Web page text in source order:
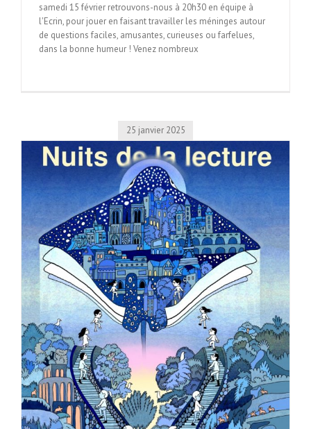
samedi 15 février retrouvons-nous à 20h30 en équipe à
l'Ecrin, pour jouer en faisant travailler les méninges autour
de questions faciles, amusantes, curieuses ou farfelues,
dans la bonne humeur ! Venez nombreux
25 janvier 2025